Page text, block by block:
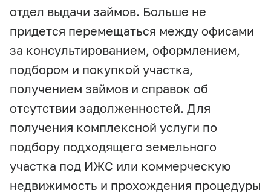
отдел выдачи займов. Больше не
придется перемещаться между офисами
за консультированием, оформлением,
подбором и покупкой участка,
получением займов и справок об
отсутствии задолженностей. Для
получения комплексной услуги по
подбору подходящего земельного
участка под ИЖС или коммерческую
недвижимость и прохождения процедуры